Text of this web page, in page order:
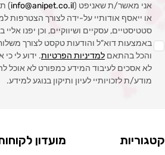
אני מאשר/ת שאניפט (info@anipet.co.il
)
או ייאסף אודותיי על-ידה לצורך הצטרפות
סטטיסטיים, עסקיים ושיווקיים, וכן יפנו
באמצעות דוא"ל והודעות טקסט לצורך משלוח
והכל בהתאם למדיניות הפרטיות. ידוע לי כי
לא אסכים לעיבוד המידע כמפורט לא אוכל
מודע/ת לזכויותיי לעיון ותיקון בנוגע למידע.
קטגוריות מועדון